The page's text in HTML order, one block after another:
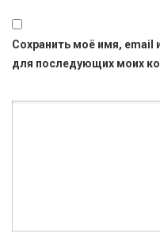
Сохранить моё имя, email
для последующих моих